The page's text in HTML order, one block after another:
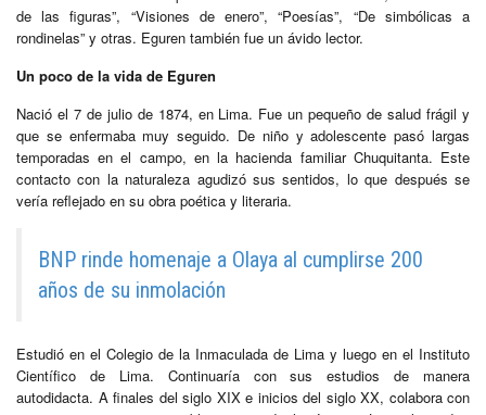
de las figuras”, “Visiones de enero”, “Poesías”, “De simbólicas a
rondinelas” y otras. Eguren también fue un ávido lector.
Un poco de la vida de Eguren
Nació el 7 de julio de 1874, en Lima. Fue un pequeño de salud frágil y
que se enfermaba muy seguido. De niño y adolescente pasó largas
temporadas en el campo, en la hacienda familiar Chuquitanta. Este
contacto con la naturaleza agudizó sus sentidos, lo que después se
vería reflejado en su obra poética y literaria.
BNP rinde homenaje a Olaya al cumplirse 200
años de su inmolación
Estudió en el Colegio de la Inmaculada de Lima y luego en el Instituto
Científico de Lima. Continuaría con sus estudios de manera
autodidacta. A finales del siglo XIX e inicios del siglo XX, colabora con